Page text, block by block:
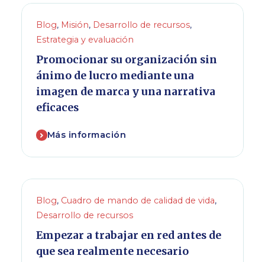
Blog, Misión, Desarrollo de recursos,
Estrategia y evaluación
Promocionar su organización sin
ánimo de lucro mediante una
imagen de marca y una narrativa
eficaces
Más información
Blog, Cuadro de mando de calidad de vida,
Desarrollo de recursos
Empezar a trabajar en red antes de
que sea realmente necesario